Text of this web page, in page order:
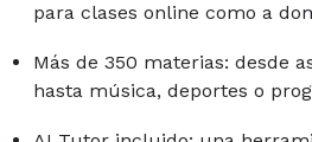
para clases online como a
Más de 350 materias: desde
hasta música, deportes o